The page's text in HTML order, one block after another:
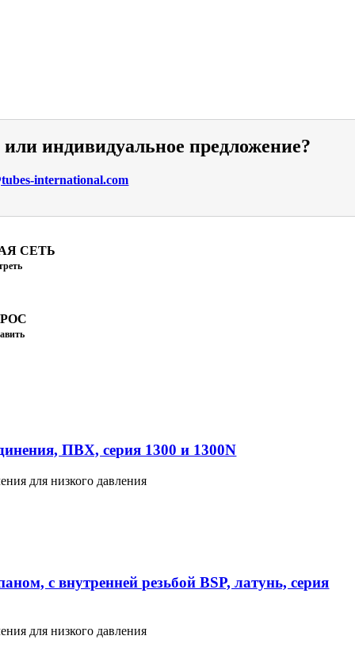
индивидуальное предложение?
international.com
СЕТЬ
ПВХ, серия 1300 и 1300N
для низкого давления
с внутренней резьбой BSP, латунь, серия
для низкого давления